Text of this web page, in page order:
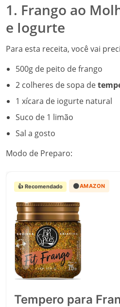
1. Frango ao
e Iogurte
Para esta receita, você vai
500g de peito de frango
2 colheres de sopa de
1 xícara de iogurte natural
Suco de 1 limão
Sal a gosto
Modo de Preparo:
👍 Recomendado 🟠AMAZON
Tempero para